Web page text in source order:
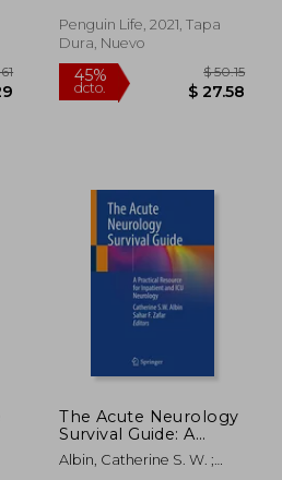
Penguin Life, 2021, Tapa
Dura, Nuevo
The Acute Neurology
Survival Guide: A
Practical Resource for
Inpatient and ICU
Albin, Catherine S. W. ;